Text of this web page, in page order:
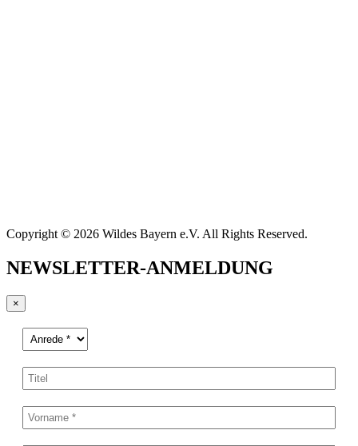
Copyright © 2026 Wildes Bayern e.V. All Rights Reserved.
NEWSLETTER-ANMELDUNG
×